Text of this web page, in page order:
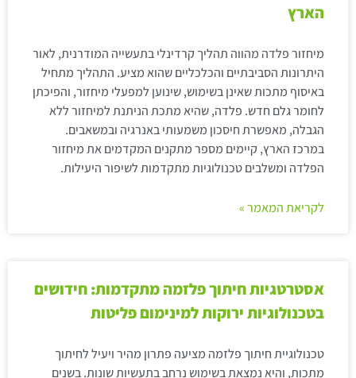
הארץ
מיחזור פלדה מהווה תהליך קרדינלי בתעשייה המודרנית, לאור
היתרונות הסביבתיים והכלכליים שהוא מציע. התהליך מתחיל
באיסוף מתכות שאינן בשימוש, שינוען למפעלי מיחזור, והפיכתן
לחומר גלם חדש. פלדה, שהיא מתכת הניתנת למיחזור ללא
הגבלה, מאפשרת חיסכון משמעותי באנרגיה ובמשאבים.
במרכז הארץ, קיימים מספר מתקנים המקדמים את מיחזור
הפלדה ומשלבים טכנולוגיות מתקדמות לשיפור היעילות.
לקריאת המאמר »
אסטרטגיות חיתוך פלזמה מתקדמות: חידושים
בטכנולוגיות ירוקות למינימום פליטות
טכנולוגיית חיתוך פלזמה מציעה פתרון מהיר ויעיל לחיתוך
מתכות, והיא נמצאת בשימוש נרחב בתעשיות שונות. בשנים